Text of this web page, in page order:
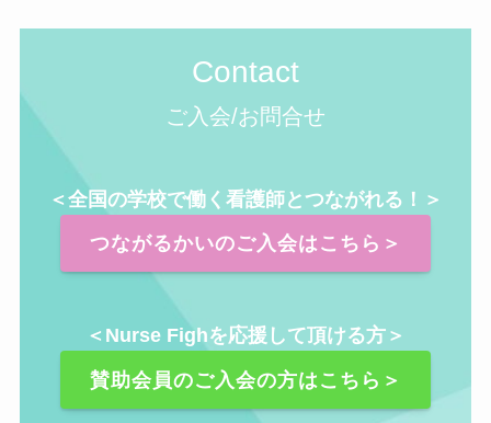
Contact
ご入会/お問合せ
＜全国の学校で働く看護師とつながれる！＞
つながるかいのご入会はこちら＞
＜Nurse Fighを応援して頂ける方＞
賛助会員のご入会の方はこちら＞